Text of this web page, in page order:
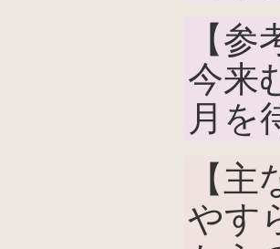
【参
今来
月を
【
やす